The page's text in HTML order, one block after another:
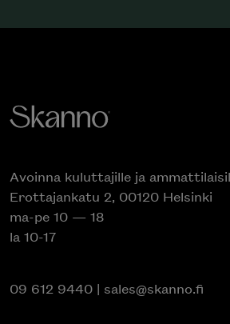
Avoinna kuluttajille ja
Erottajankatu 2, 00120 Helsinki
ma-pe 10 — 18
la 10-17
09 612 9440 | sales@skanno.fi